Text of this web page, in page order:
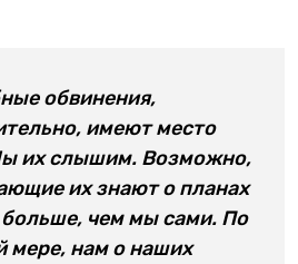
обвинения,
имеют место
их слышим. Возможно,
их знают о планах
чем мы сами. По
мере, нам о наших